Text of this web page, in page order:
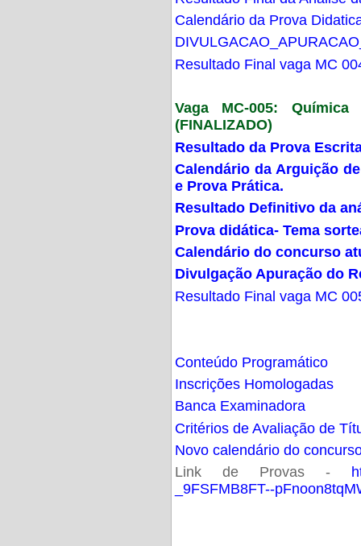
Calendário da Prova
Resultado Final vaga MC
Vaga MC-005:
(FINALIZADO)
Resultado da Prova
Calendário da Arguição
e Prova Prática.
Resultado Definitivo da
Prova didática- Tema
Calendário do concurso
Divulgação Apuração do
Resultado Final vaga MC
Conteúdo Programático
Inscrições Homologadas
Banca Examinadora
Critérios de Avaliação de
Novo calendário do
Link de Provas -
_9FSFMB8FT--